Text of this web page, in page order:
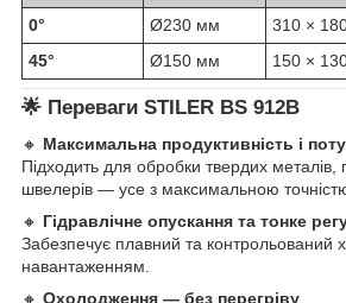
0°
Ø230 мм 310 ×
45°
Ø150 мм 150 ×
🌟 Переваги STILER BS 912B
🔸 Максимальна продуктивність і
Підходить для обробки твердих металів,
швелерів — усе з максимальною
🔸 Гідравлічне опускання та тонке
Забезпечує плавний та контрольований
навантаженням.
🔸 Охолодження — без перегріву